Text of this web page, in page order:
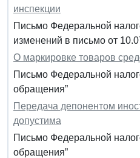
инспекции
Письмо Федеральной
изменений в письмо от
О маркировке товаров
Письмо Федеральной
обращения”
Передача депонентом
допустима
Письмо Федеральной
обращения”